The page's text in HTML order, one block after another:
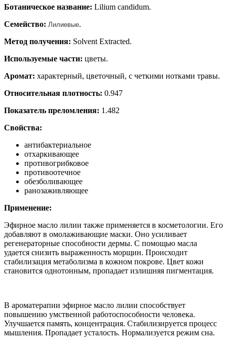
Ботаническое название: Lilium candidum.
Семейство: Лилиевые.
Метод получения: Solvent Extracted.
Используемые части: цветы.
Аромат: характерный, цветочный, с четкими нотками травы.
Относительная плотность: 0.947
Показатель преломления: 1.482
Свойства:
антибактериальное
отхаркивающее
противогрибковое
противоотечное
обезболивающее
ранозаживляющее
Применение:
Эфирное масло лилии также применяется в косметологии. Его
добавляют в омолаживающие маски. Оно усиливает
регенераторные способности дермы. С помощью масла
удается снизить выраженность морщин. Происходит
стабилизация метаболизма в кожном покрове. Цвет кожи
становится однотонным, пропадает излишняя пигментация.
В ароматерапии эфирное масло лилии способствует
повышению умственной работоспособности человека.
Улучшается память, концентрация. Стабилизируется процесс
мышления. Пропадает усталость. Нормализуется режим сна.